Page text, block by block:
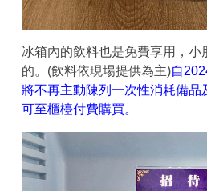
冰箱內的飲料也是免費享用，小
的。(飲料依現場提供為主)自
將不再主動陳列一次性消耗備品
可至櫃檯付費購買。